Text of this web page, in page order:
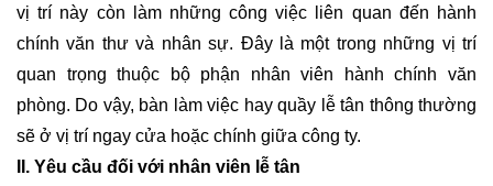
vị trí này còn làm những công việc liên quan đến hành
chính văn thư và nhân sự. Đây là một trong những vị trí
quan trọng thuộc bộ phận nhân viên hành chính văn
phòng. Do vậy, bàn làm việc hay quầy lễ tân thông thường
sẽ ở vị trí ngay cửa hoặc chính giữa công ty.
II. Yêu cầu đối với nhân viên lễ tân